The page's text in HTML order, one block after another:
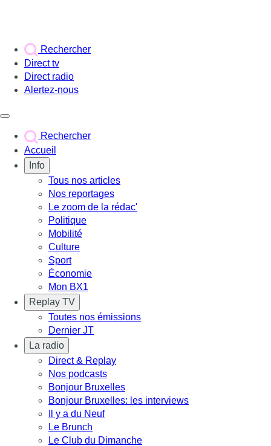
Rechercher
Direct tv
Direct radio
Alertez-nous
Rechercher
Accueil
Info
Tous nos articles
Nos reportages
Le zoom de la rédac'
Politique
Mobilité
Culture
Sport
Économie
Mon BX1
Replay TV
Toutes nos émissions
Dernier JT
La radio
Direct & Replay
Nos podcasts
Bonjour Bruxelles
Bonjour Bruxelles: les interviews
Il y a du Neuf
Le Brunch
Le Club du Dimanche